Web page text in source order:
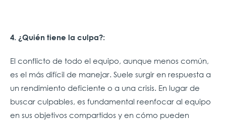
4. ¿Quién tiene la culpa?:
El conflicto de todo el equipo, aunque menos común,
es el más difícil de manejar. Suele surgir en respuesta a
un rendimiento deficiente o a una crisis. En lugar de
buscar culpables, es fundamental reenfocar al equipo
en sus objetivos compartidos y en cómo pueden